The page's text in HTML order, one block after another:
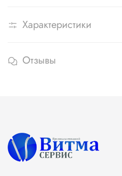
Характеристики
Отзывы